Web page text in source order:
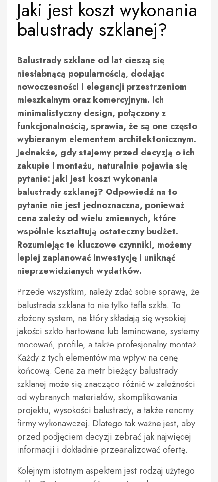
Jaki jest koszt wykonania
balustrady szklanej?
Balustrady szklane od lat cieszą się
niesłabnącą popularnością, dodając
nowoczesności i elegancji przestrzeniom
mieszkalnym oraz komercyjnym. Ich
minimalistyczny design, połączony z
funkcjonalnością, sprawia, że są one często
wybieranym elementem architektonicznym.
Jednakże, gdy stajemy przed decyzją o ich
zakupie i montażu, naturalnie pojawia się
pytanie: jaki jest koszt wykonania
balustrady szklanej? Odpowiedź na to
pytanie nie jest jednoznaczna, ponieważ
cena zależy od wielu zmiennych, które
wspólnie kształtują ostateczny budżet.
Rozumiejąc te kluczowe czynniki, możemy
lepiej zaplanować inwestycję i uniknąć
nieprzewidzianych wydatków.
Przede wszystkim, należy zdać sobie sprawę, że
balustrada szklana to nie tylko tafla szkła. To
złożony system, na który składają się wysokiej
jakości szkło hartowane lub laminowane, systemy
mocowań, profile, a także profesjonalny montaż.
Każdy z tych elementów ma wpływ na cenę
końcową. Cena za metr bieżący balustrady
szklanej może się znacząco różnić w zależności
od wybranych materiałów, skomplikowania
projektu, wysokości balustrady, a także renomy
firmy wykonawczej. Dlatego tak ważne jest, aby
przed podjęciem decyzji zebrać jak najwięcej
informacji i dokładnie przeanalizować ofertę.
Kolejnym istotnym aspektem jest rodzaj użytego